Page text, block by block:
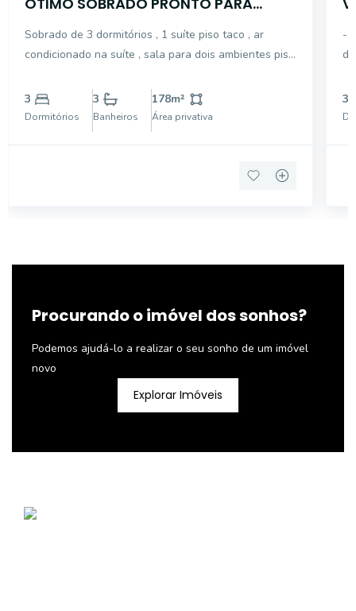
Sobrado de 3 dormitórios , 1 suíte piso taco , ar
condicionado na suíte , sala para dois ambientes piso
churrasqueira , dependência de empregada , estúdio
para musica pronto com acústico , aquecimento sol
3
Dormitórios
3
Banheiros
178m²
Área privativa
-
3
Procurando o imóvel dos sonhos?
Podemos ajudá-lo a realizar o seu sonho de um imóvel
novo
Explorar Imóveis